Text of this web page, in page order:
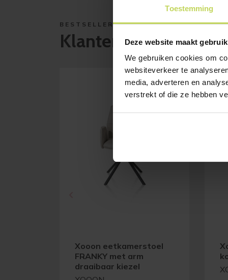
Toestemming
Deze website maakt
We gebruiken cookies om
websiteverkeer te
media, adverteren en
verstrekt of die ze hebben
BESTSELLERS
Klanten bekeken ook
Xooon eetkamerstoel
FRANKY met arm
draaibaar kiezel